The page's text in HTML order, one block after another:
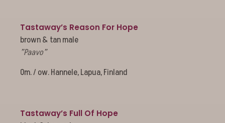
Tastaway’s Reason For Hope
brown & tan male
”Paavo”
Om. / ow. Hannele, Lapua, Finland
Tastaway’s Full Of Hope